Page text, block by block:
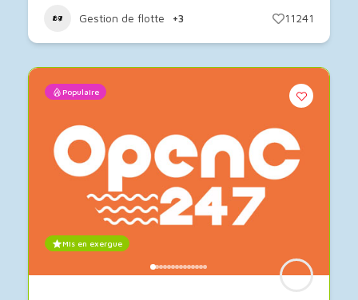
Gestion de flotte +3 11241
Populaire
Mis en exergue